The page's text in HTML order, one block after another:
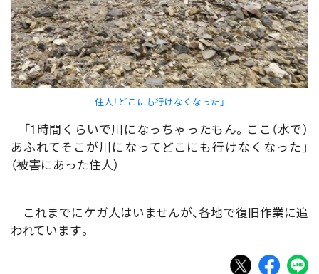
住人「どこにも行けなくなった」
「1時間くらいで川になっちゃったもん。ここ（水で）
あふれてそこが川になってどこにも行けなくなった」
（被害にあった住人）
これまでにケガ人はいませんが、各地で復旧作業に追
われています。